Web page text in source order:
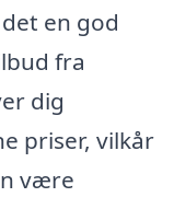
en god
fra
dig
priser, vilkår
være